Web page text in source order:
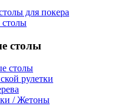
для покера
столы
столы
рулетки
/ Жетоны